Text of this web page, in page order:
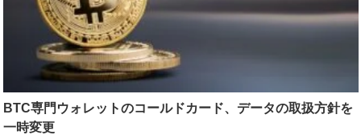
BTC専門ウォレットのコールドカード、データの取扱方針を
一時変更